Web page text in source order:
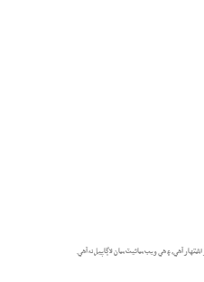
آهي، ۽ هي ويب سائيٽ سان لاڳاپيل نه آهي.